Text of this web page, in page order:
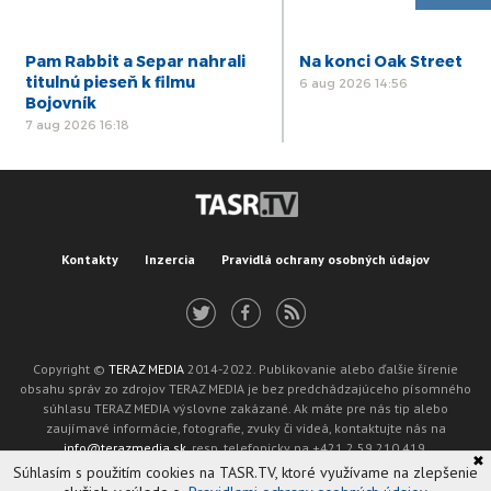
Pam Rabbit a Separ nahrali
titulnú pieseň k filmu
Bojovník
7 aug 2026 16:18
Na konci Oak Street
6 aug 2026 14:56
Kontakty Inzercia Pravidlá ochrany osobných údajov
Copyright © TERAZ MEDIA 2014-2022. Publikovanie alebo ďalšie šírenie
obsahu správ zo zdrojov TERAZ MEDIA je bez predchádzajúceho písomného
súhlasu TERAZ MEDIA výslovne zakázané. Ak máte pre nás tip alebo
zaujímavé informácie, fotografie, zvuky či videá, kontaktujte nás na
info@terazmedia.sk, resp. telefonicky na +421 2 59 210 419.
Žiadosť o zverejnenie opravy v zmysle zákona o publikáciách je možné zaslať
na adresu oprava@tasr.sk.
Súhlasím s použitím cookies na TASR.TV, ktoré využívame na zlepšenie
✖